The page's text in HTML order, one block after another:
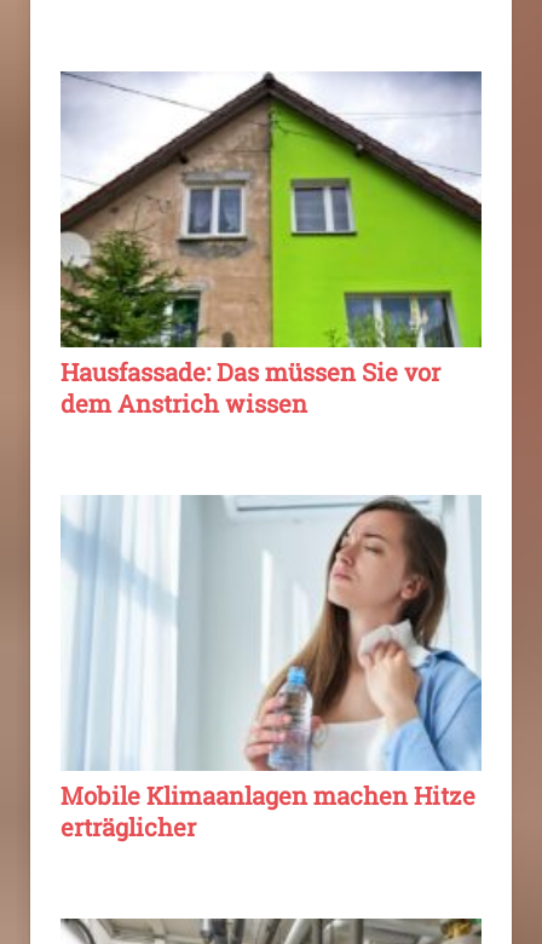
Hausfassade: Das müssen Sie vor
dem Anstrich wissen
Mobile Klimaanlagen machen Hitze
erträglicher